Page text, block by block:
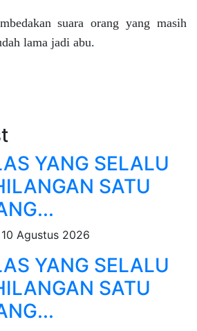
suara orang yang masih
lama jadi abu.
YANG SELALU
SATU
10 Agustus 2026
YANG SELALU
SATU